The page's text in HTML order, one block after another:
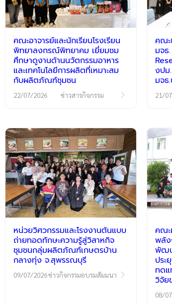
คณะอาจารย์และนักเรียนโรงเรียน
พิทยาลงกรณ์พิทยาคม เยี่ยมชม
ศึกษาดูงานด้านนวัตกรรมอาหาร
และเทคโนโลยีการผลิตที่เหมาะสม
กับผลิตภัณฑ์ชุมชน
22/07/2026 ข่าวสารกิจกรรม
คณะ
มจธ
งปม
มจธ
21/
หน่วยวิศวกรรมและโรงงานต้นแบบ
ถ่ายทอดทักษะความรู้สู่วิสาหกิจ
ชุมชนกลุ่มผลิตภัณฑ์เกษตรบ้าน
กลางทุ่ง จ.สุพรรณบุรี
09/07/2026ข่าวกิจกรรมอบรมสัมมนา
คณะ
พลัง
พัฒน
ประ
ทดแ
วิจัย
08/